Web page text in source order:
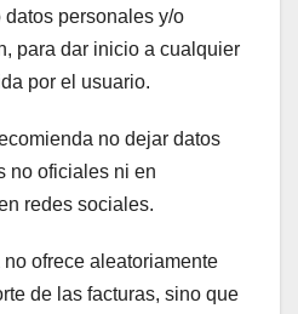
personales y/o
para dar inicio a cualquier
por el usuario.
no dejar datos
no oficiales ni en
redes sociales.
ofrece aleatoriamente
de las facturas, sino que